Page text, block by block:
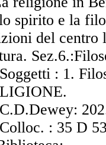
spirito e la
del centro
: 1.
: 35 D